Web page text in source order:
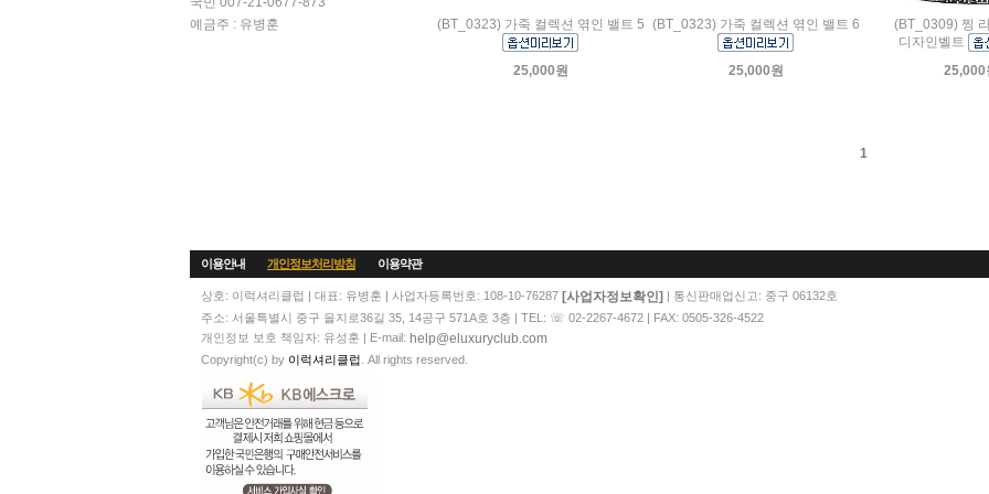
예금주 : 유병훈
(BT_0323) 가죽 컬렉션 엮인 밸트 5
25,000원
(BT_0323) 가죽 컬렉션 엮인 밸트 6
25,000원
(BT_0309) 찡
디자인벨트
25,000
1
이용안내 개인정보처리방침 이용약관
상호: 이럭셔리클럽 | 대표: 유병훈 | 사업자등록번호: 108-10-76287 [사업자정보확인]
| 통신판매업신고: 중구 06132호
주소: 서울특별시 중구 을지로36길 35, 14공구 571A호 3층 | TEL: ☏ 02-2267-4672 | FAX: 0505-326-4522
개인정보 보호 책임자: 유성훈 | E-mail: help@eluxuryclub.com
Copyright(c) by 이럭셔리클럽 . All rights reserved.